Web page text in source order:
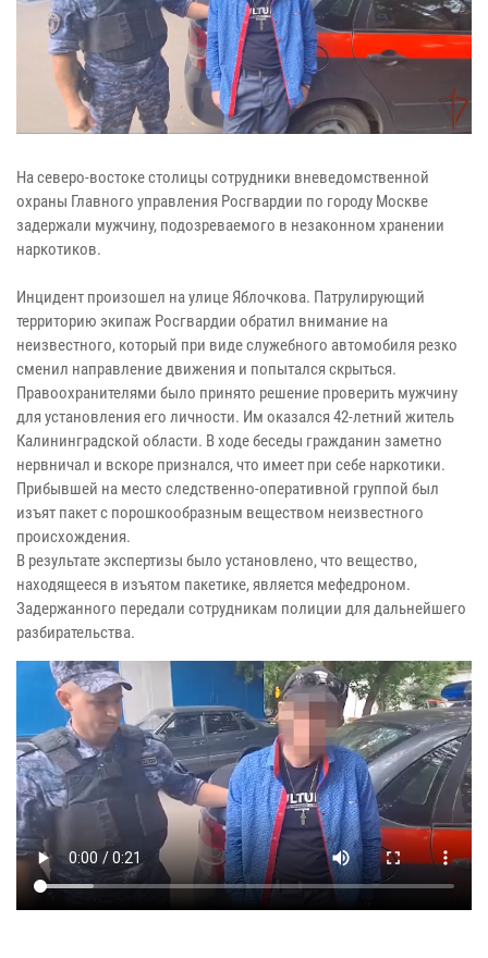
На северо-востоке столицы сотрудники вневедомственной
охраны Главного управления Росгвардии по городу Москве
задержали мужчину, подозреваемого в незаконном хранении
наркотиков.
Инцидент произошел на улице Яблочкова. Патрулирующий
территорию экипаж Росгвардии обратил внимание на
неизвестного, который при виде служебного автомобиля резко
сменил направление движения и попытался скрыться.
Правоохранителями было принято решение проверить мужчину
для установления его личности. Им оказался 42-летний житель
Калининградской области. В ходе беседы гражданин заметно
нервничал и вскоре признался, что имеет при себе наркотики.
Прибывшей на место следственно-оперативной группой был
изъят пакет с порошкообразным веществом неизвестного
происхождения.
В результате экспертизы было установлено, что вещество,
находящееся в изъятом пакетике, является мефедроном.
Задержанного передали сотрудникам полиции для дальнейшего
разбирательства.